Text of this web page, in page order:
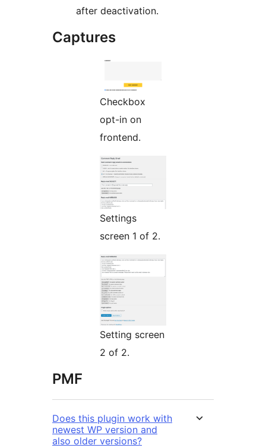
after deactivation.
Captures
Checkbox
opt-in on
frontend.
Settings
screen 1 of 2.
Setting screen
2 of 2.
PMF
Does this plugin work with
newest WP version and
also older versions?